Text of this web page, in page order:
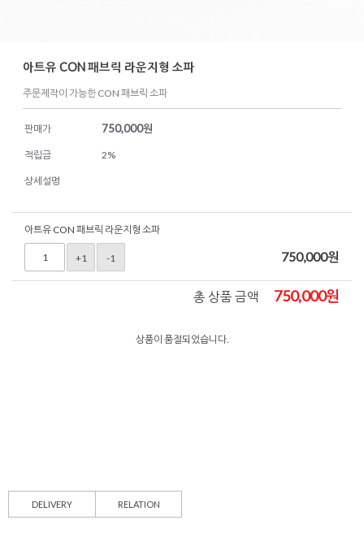
아트유 CON 패브릭 라운지형 소파
주문제작이 가능한 CON 패브릭 소파
판매가 750,000원
적립금 2%
상세설명
아트유 CON 패브릭 라운지형 소파
+1 -1 750,000원
총 상품 금액 750,000원
상품이 품절되었습니다.
DELIVERY RELATION